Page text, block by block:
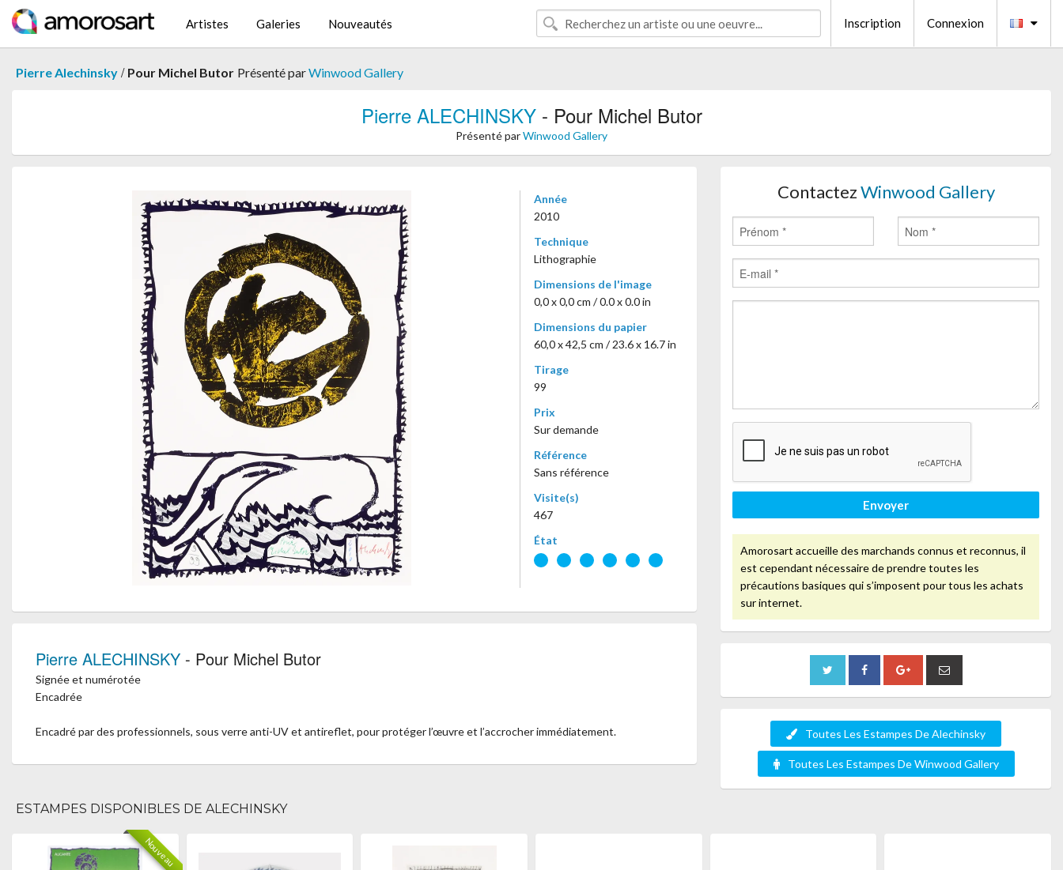
Artistes Galeries Nouveautés Inscription Connexion
Pierre Alechinsky / Pour Michel Butor Présenté parWinwood Gallery
Pierre ALECHINSKY- Pour Michel Butor
Présenté parWinwood Gallery
Année
2010
Technique
Lithographie
Dimensions de l'image
0,0 x 0,0 cm / 0.0 x 0.0 in
Dimensions du papier
60,0 x 42,5 cm / 23.6 x 16.7 in
Tirage
99
Prix
Sur demande
Référence
Sans référence
Visite(s)
467
État
Pierre ALECHINSKY - Pour Michel Butor
Signée et numérotée
Encadrée
Encadré par des professionnels, sous verre anti-UV et antireflet, pour protéger l’œuvre et l’accrocher immédiatement.
ContactezWinwood Gallery
Envoyer
Amorosart accueille des marchands connus et reconnus, il
est cependant nécessaire de prendre toutes les
précautions basiques qui s’imposent pour tous les achats
sur internet.
Toutes Les Estampes De Alechinsky
Toutes Les Estampes De Winwood Gallery
ESTAMPES DISPONIBLES DE ALECHINSKY
Nouveau